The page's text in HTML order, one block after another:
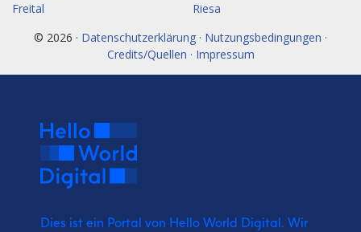
Freital
Riesa
© 2026 · Datenschutzerklärung · Nutzungsbedingungen ·
Credits/Quellen · Impressum
Dies ist ein Portal von Hello World Digital. Wir